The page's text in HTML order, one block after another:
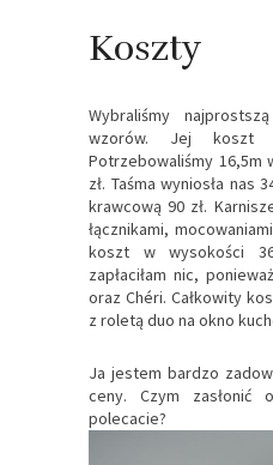
Koszty
Wybraliśmy
wzorów. Jej
Potrzebowaliśmy 16,5m
zł. Taśma wyniosła nas
krawcową 90 zł.
łącznikami,
koszt w wysokości
zapłaciłam nic,
oraz Chéri. Całkowity
z roletą duo na okno
Ja jestem bardzo
ceny. Czym zasłonić
polecacie?